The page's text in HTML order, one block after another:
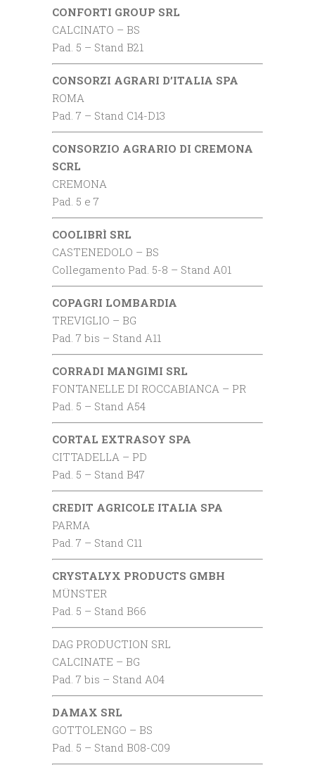
CONFORTI GROUP SRL
CALCINATO – BS
Pad. 5 – Stand B21
CONSORZI AGRARI D’ITALIA SPA
ROMA
Pad. 7 – Stand C14-D13
CONSORZIO AGRARIO DI CREMONA
SCRL
CREMONA
Pad. 5 e 7
COOLIBRÌ SRL
CASTENEDOLO – BS
Collegamento Pad. 5-8 – Stand A01
COPAGRI LOMBARDIA
TREVIGLIO – BG
Pad. 7 bis – Stand A11
CORRADI MANGIMI SRL
FONTANELLE DI ROCCABIANCA – PR
Pad. 5 – Stand A54
CORTAL EXTRASOY SPA
CITTADELLA – PD
Pad. 5 – Stand B47
CREDIT AGRICOLE ITALIA SPA
PARMA
Pad. 7 – Stand C11
CRYSTALYX PRODUCTS GMBH
MÜNSTER
Pad. 5 – Stand B66
DAG PRODUCTION SRL
CALCINATE – BG
Pad. 7 bis – Stand A04
DAMAX SRL
GOTTOLENGO – BS
Pad. 5 – Stand B08-C09